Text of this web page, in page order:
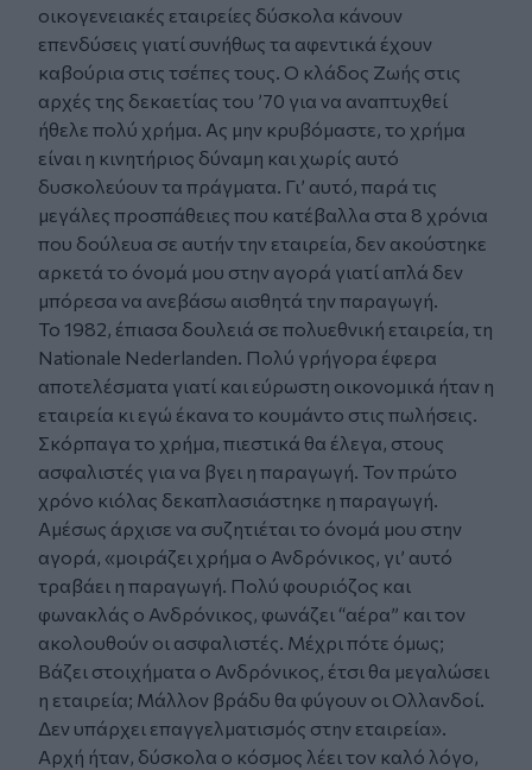
οικογενειακές εταιρείες δύσκολα κάνουν
επενδύσεις γιατί συνήθως τα αφεντικά έχουν
καβούρια στις τσέπες τους. Ο κλάδος Ζωής στις
αρχές της δεκαετίας του ’70 για να αναπτυχθεί
ήθελε πολύ χρήμα. Ας μην κρυβόμαστε, το χρήμα
είναι η κινητήριος δύναμη και χωρίς αυτό
δυσκολεύουν τα πράγματα. Γι’ αυτό, παρά τις
μεγάλες προσπάθειες που κατέβαλλα στα 8 χρόνια
που δούλευα σε αυτήν την εταιρεία, δεν ακούστηκε
αρκετά το όνομά μου στην αγορά γιατί απλά δεν
μπόρεσα να ανεβάσω αισθητά την παραγωγή.
Το 1982, έπιασα δουλειά σε πολυεθνική εταιρεία, τη
Nationale Nederlanden. Πολύ γρήγορα έφερα
αποτελέσματα γιατί και εύρωστη οικονομικά ήταν η
εταιρεία κι εγώ έκανα το κουμάντο στις πωλήσεις.
Σκόρπαγα το χρήμα, πιεστικά θα έλεγα, στους
ασφαλιστές για να βγει η παραγωγή. Τον πρώτο
χρόνο κιόλας δεκαπλασιάστηκε η παραγωγή.
Αμέσως άρχισε να συζητιέται το όνομά μου στην
αγορά, «μοιράζει χρήμα ο Ανδρόνικος, γι’ αυτό
τραβάει η παραγωγή. Πολύ φουριόζος και
φωνακλάς ο Ανδρόνικος, φωνάζει “αέρα” και τον
ακολουθούν οι ασφαλιστές. Μέχρι πότε όμως;
Βάζει στοιχήματα ο Ανδρόνικος, έτσι θα μεγαλώσει
η εταιρεία; Μάλλον βράδυ θα φύγουν οι Ολλανδοί.
Δεν υπάρχει επαγγελματισμός στην εταιρεία».
Αρχή ήταν, δύσκολα ο κόσμος λέει τον καλό λόγο,